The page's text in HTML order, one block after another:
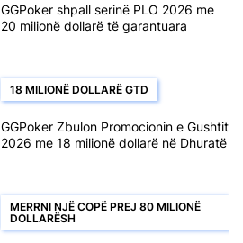
GGPoker shpall serinë PLO 2026 me
20 milionë dollarë të garantuara
18 MILIONË DOLLARË GTD
GGPoker Zbulon Promocionin e Gushtit
2026 me 18 milionë dollarë në Dhuratë
MERRNI NJË COPË PREJ 80 MILIONË
DOLLARËSH